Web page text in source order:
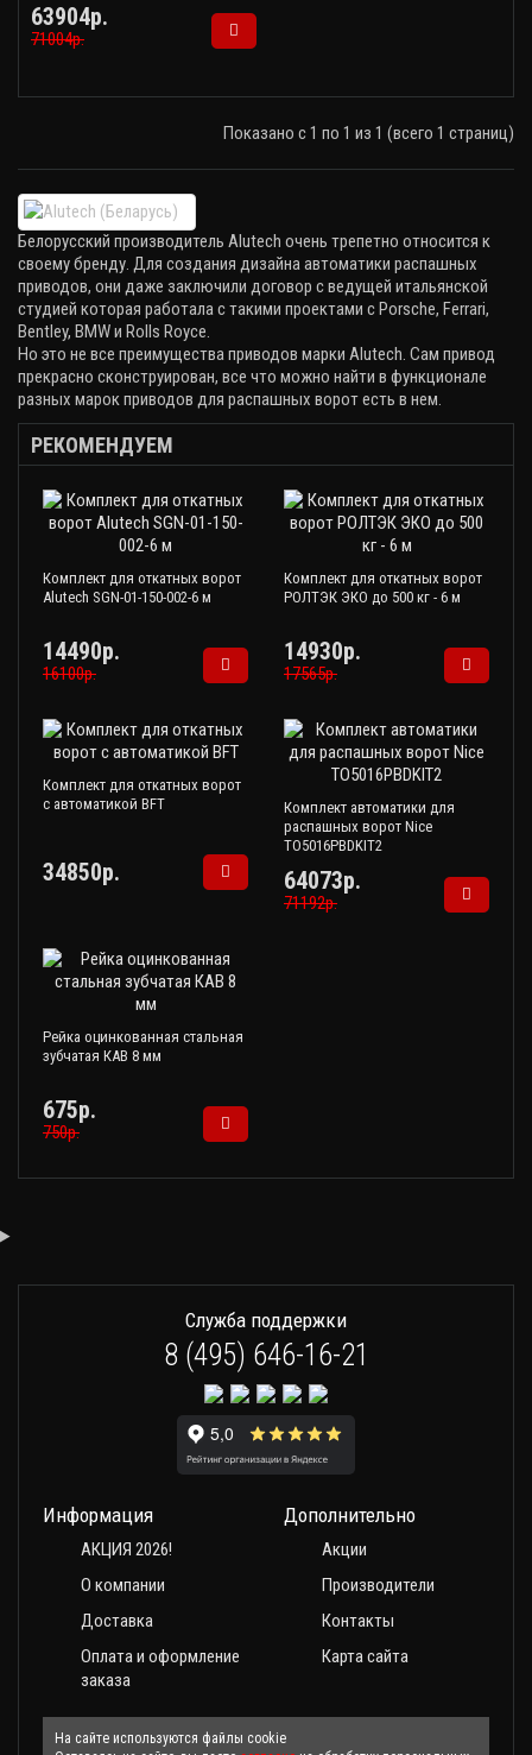
63904р.
71004р.
Показано с 1 по 1 из 1 (всего 1 страниц)
Белорусский производитель Alutech очень трепетно относится к
своему бренду. Для создания дизайна автоматики распашных
приводов, они даже заключили договор с ведущей итальянской
студией которая работала с такими проектами с Porsche, Ferrari,
Bentley, BMW и Rolls Royce.
Но это не все преимущества приводов марки Alutech . Сам привод
прекрасно сконструирован, все что можно найти в функционале
разных марок приводов для распашных ворот есть в нем.
РЕКОМЕНДУЕМ
Комплект для откатных ворот
Alutech SGN-01-150-002-6 м
14490р.
16100р.
Комплект для откатных ворот
РОЛТЭК ЭКО до 500 кг - 6 м
14930р.
17565р.
Комплект для откатных ворот
с автоматикой BFT
34850р.
Комплект автоматики для
распашных ворот Nice
TO5016PBDKIT2
64073р.
71192р.
Рейка оцинкованная стальная
зубчатая КАВ 8 мм
675р.
750р.
Служба поддержки
8 (495) 646-16-21
Информация
АКЦИЯ 2026!
О компании
Доставка
Оплата и оформление
заказа
Дополнительно
Акции
Производители
Контакты
Карта сайта
На сайте используются файлы cookie